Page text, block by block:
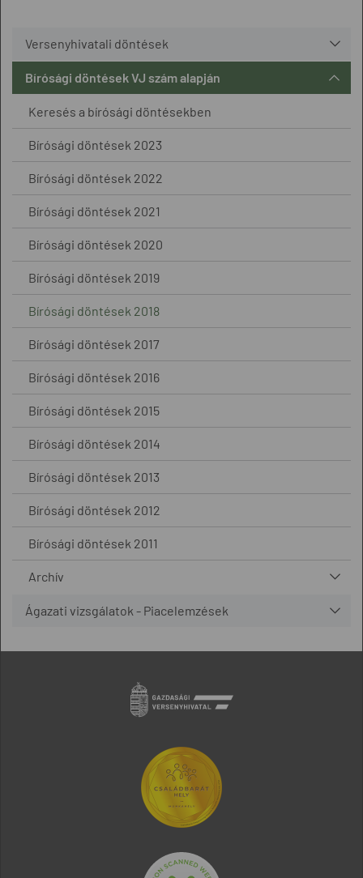
Versenyhivatali döntések
Bírósági döntések VJ szám alapján
Keresés a bírósági döntésekben
Bírósági döntések 2023
Bírósági döntések 2022
Bírósági döntések 2021
Bírósági döntések 2020
Bírósági döntések 2019
Bírósági döntések 2018
Bírósági döntések 2017
Bírósági döntések 2016
Bírósági döntések 2015
Bírósági döntések 2014
Bírósági döntések 2013
Bírósági döntések 2012
Bírósági döntések 2011
Archív
Ágazati vizsgálatok - Piacelemzések